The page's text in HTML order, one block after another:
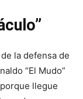
la defensa de
“El Mudo”
llegue